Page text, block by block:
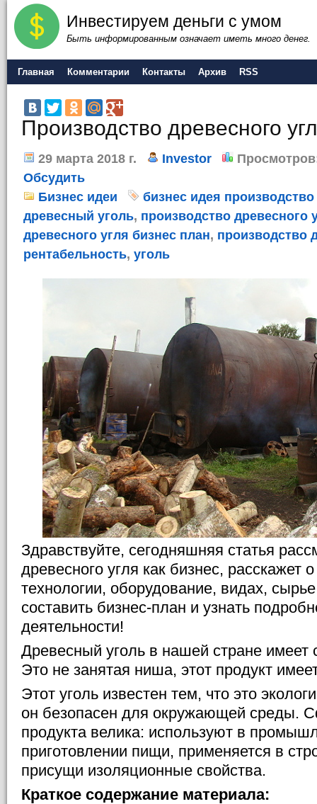
Инвестируем деньги с умом
Быть информированным означает иметь много денег.
Главная Комментарии Контакты Архив RSS
Производство древесного
29 марта 2018 г. Investor
Обсудить
Бизнес идеи
бизнес идея
древесный уголь, производство древесного
древесного угля бизнес план, производство
рентабельность, уголь
Здравствуйте, сегодняшняя статья
древесного угля как бизнес, расскажет
технологии, оборудование, видах,
составить бизнес-план и узнать
деятельности!
Древесный уголь в нашей стране имеет
Это не занятая ниша, этот продукт
Этот уголь известен тем, что это
он безопасен для окружающей среды.
продукта велика: используют в
приготовлении пищи, применяется в
присущи изоляционные свойства.
Краткое содержание материала: